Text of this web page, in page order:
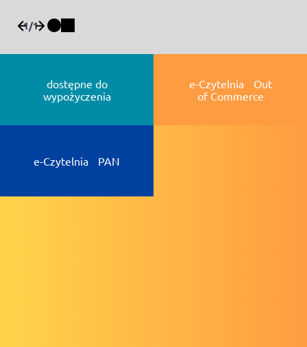
1/1
dostępne do
wypożyczenia
e-Czytelnia Out
of Commerce
e-Czytelnia PAN